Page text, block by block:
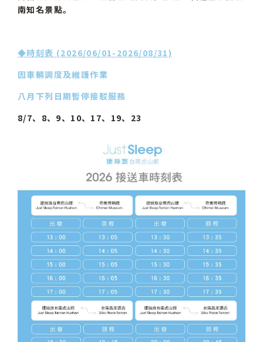
南知名景點。
◆時刻表 (2026/06/01-2026/08/31)
因車輛調度及維護作業
八月下列日期暫停接駁服務
8/7、8、9、10、17、 19、 23